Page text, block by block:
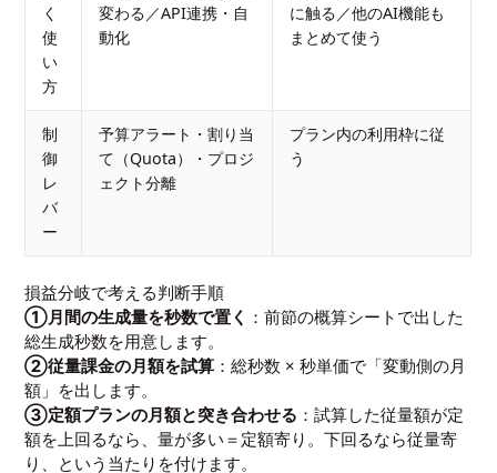
く
使
い
方
変わる／API連携・自
動化
に触る／他のAI機能も
まとめて使う
制
御
レ
バ
ー
予算アラート・割り当
て（Quota）・プロジ
ェクト分離
プラン内の利用枠に従
う
損益分岐で考える判断手順
①月間の生成量を秒数で置く ：前節の概算シートで出した
総生成秒数を用意します。
②従量課金の月額を試算 ：総秒数 × 秒単価で「変動側の月
額」を出します。
③定額プランの月額と突き合わせる ：試算した従量額が定
額を上回るなら、量が多い＝定額寄り。下回るなら従量寄
り、という当たりを付けます。